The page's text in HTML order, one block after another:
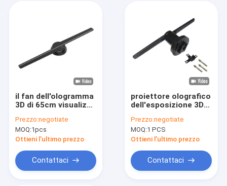
Circa noi
Giro della fabbrica
Notizie
Richieda una citazione
il fan dell'ologramma
3D di 65cm visualizza
fissato al muro di
Digital del giocatore
di pubblicità del LED
Prezzo:negotiate
MOQ:1pcs
Ottieni l'ultimo prezzo
Contattaci
proiettore olografico
dell'esposizione 3D
dell'ologramma di
42cm LED 3D 10
metri di controllo di
Prezzo:negotiate
MOQ:1 PCS
Ottieni l'ultimo prezzo
Contattaci